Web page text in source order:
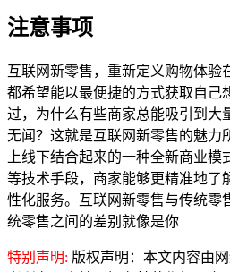
注意事项
互联网新零售，重新定义购物体验
都希望能以最便捷的方式获取自己
过，为什么有些商家总能吸引到大
无闻？这就是互联网新零售的魅力
上线下结合起来的一种全新商业
等技术手段，商家能够更精准地了
性化服务。互联网新零售与传统零
统零售之间的差别就像是你
特别声明: 版权声明：本文内容由